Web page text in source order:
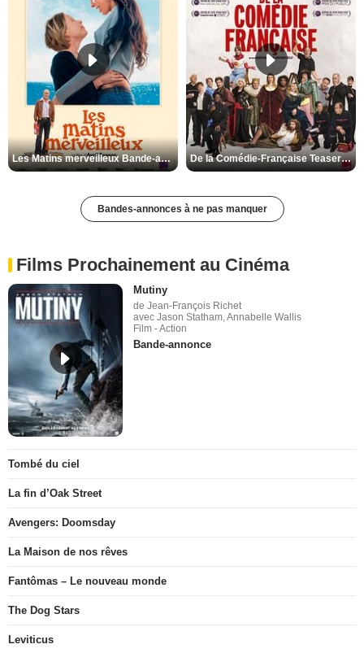
Les Matins merveilleux Bande-annonce VF De la Comédie-Française Teaser VF
Bandes-annonces à ne pas manquer
Films Prochainement au Cinéma
Mutiny
de Jean-François Richet
avec Jason Statham, Annabelle Wallis
Film - Action
Bande-annonce
Tombé du ciel
La fin d’Oak Street
Avengers: Doomsday
La Maison de nos rêves
Fantômas – Le nouveau monde
The Dog Stars
Leviticus